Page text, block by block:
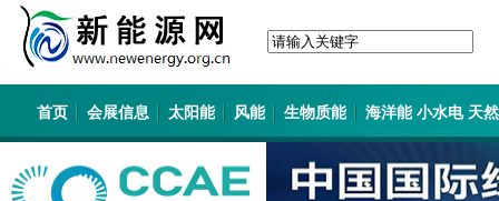
首页 会展信息 太阳能 风能 生物质能 海洋能 小水电 天